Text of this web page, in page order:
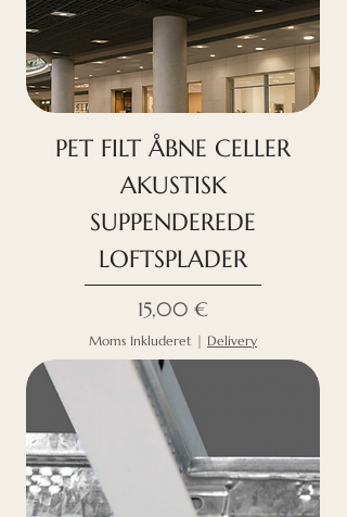
PET FILT ÅBNE CELLER
AKUSTISK
SUPPENDEREDE
LOFTSPLADER
Pris
15,00 €
Moms Inkluderet | Delivery